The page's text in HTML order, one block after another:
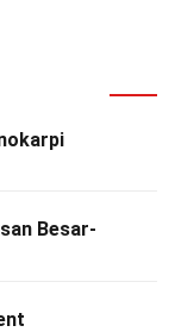
Besar-